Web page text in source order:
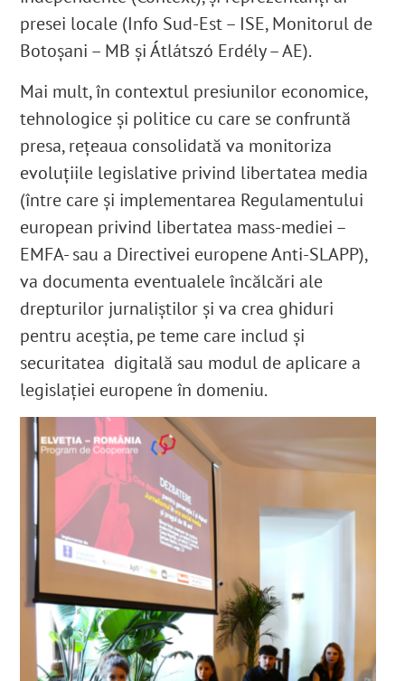
presei locale (Info Sud-Est – ISE, Monitorul de
Botoșani – MB și Átlátszó Erdély – AE).
Mai mult, în contextul presiunilor economice,
tehnologice și politice cu care se confruntă
presa, rețeaua consolidată va monitoriza
evoluțiile legislative privind libertatea media
(între care și implementarea Regulamentului
european privind libertatea mass-mediei –
EMFA- sau a Directivei europene Anti-SLAPP),
va documenta eventualele încălcări ale
drepturilor jurnaliștilor și va crea ghiduri
pentru aceștia, pe teme care includ și
securitatea digitală sau modul de aplicare a
legislației europene în domeniu.